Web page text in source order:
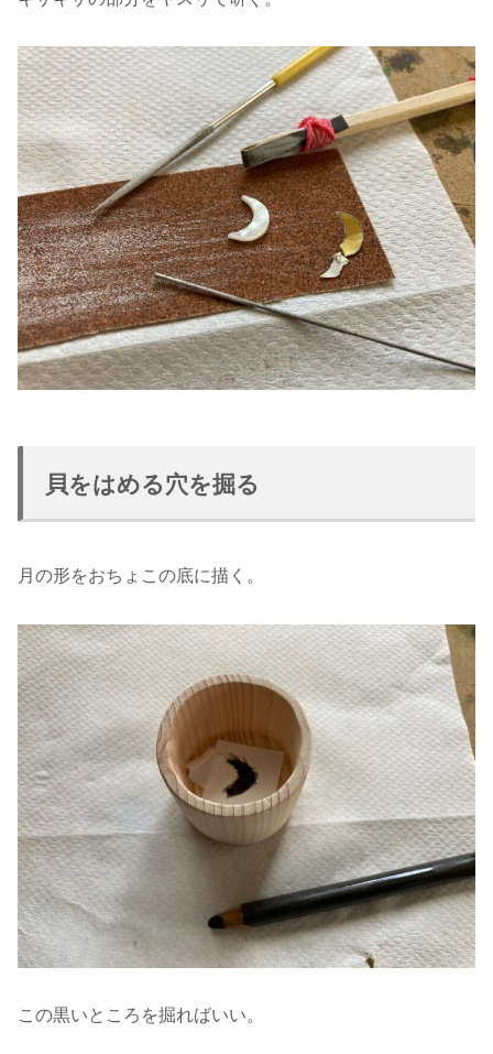
貝をはめる穴を掘る
月の形をおちょこの底に描く。
この黒いところを掘ればいい。